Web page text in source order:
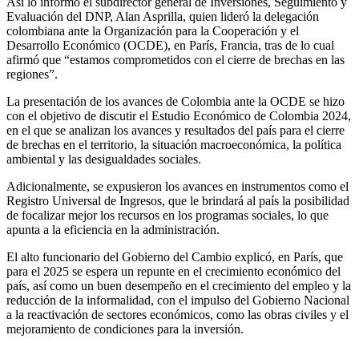
Evaluación del DNP, Alan Asprilla, quien lideró la delegación
colombiana ante la Organización para la Cooperación y el
Desarrollo Económico (OCDE), en París, Francia, tras de lo cual
afirmó que “estamos comprometidos con el cierre de brechas en las
regiones”.
La presentación de los avances de Colombia ante la OCDE se hizo
con el objetivo de discutir el Estudio Económico de Colombia 2024,
en el que se analizan los avances y resultados del país para el cierre
de brechas en el territorio, la situación macroeconómica, la política
ambiental y las desigualdades sociales.
Adicionalmente, se expusieron los avances en instrumentos como el
Registro Universal de Ingresos, que le brindará al país la posibilidad
de focalizar mejor los recursos en los programas sociales, lo que
apunta a la eficiencia en la administración.
El alto funcionario del Gobierno del Cambio explicó, en París, que
para el 2025 se espera un repunte en el crecimiento económico del
país, así como un buen desempeño en el crecimiento del empleo y la
reducción de la informalidad, con el impulso del Gobierno Nacional
a la reactivación de sectores económicos, como las obras civiles y el
mejoramiento de condiciones para la inversión.